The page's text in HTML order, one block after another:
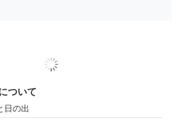
ついて
日の出